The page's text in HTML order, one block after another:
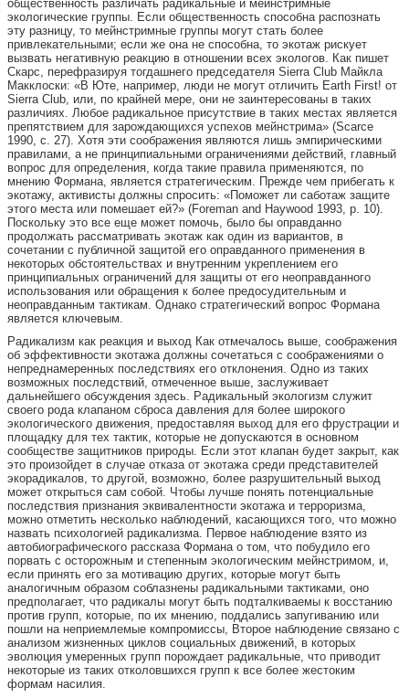
общественность различать радикальные и мейнстримные
экологические группы. Если общественность способна распознать
эту разницу, то мейнстримные группы могут стать более
привлекательными; если же она не способна, то экотаж рискует
вызвать негативную реакцию в отношении всех экологов. Как пишет
Скарс, перефразируя тогдашнего председателя Sierra Club Майкла
Макклоски: «В Юте, например, люди не могут отличить Earth First! от
Sierra Club, или, по крайней мере, они не заинтересованы в таких
различиях. Любое радикальное присутствие в таких местах является
препятствием для зарождающихся успехов мейнстрима» (Scarce
1990, с. 27). Хотя эти соображения являются лишь эмпирическими
правилами, а не принципиальными ограничениями действий, главный
вопрос для определения, когда такие правила применяются, по
мнению Формана, является стратегическим. Прежде чем прибегать к
экотажу, активисты должны спросить: «Поможет ли саботаж защите
этого места или помешает ей?» (Foreman and Haywood 1993, p. 10).
Поскольку это все еще может помочь, было бы оправданно
продолжать рассматривать экотаж как один из вариантов, в
сочетании с публичной защитой его оправданного применения в
некоторых обстоятельствах и внутренним укреплением его
принципиальных ограничений для защиты от его неоправданного
использования или обращения к более предосудительным и
неоправданным тактикам. Однако стратегический вопрос Формана
является ключевым.
Радикализм как реакция и выход Как отмечалось выше, соображения
об эффективности экотажа должны сочетаться с соображениями о
непреднамеренных последствиях его отклонения. Одно из таких
возможных последствий, отмеченное выше, заслуживает
дальнейшего обсуждения здесь. Радикальный экологизм служит
своего рода клапаном сброса давления для более широкого
экологического движения, предоставляя выход для его фрустрации и
площадку для тех тактик, которые не допускаются в основном
сообществе защитников природы. Если этот клапан будет закрыт, как
это произойдет в случае отказа от экотажа среди представителей
экорадикалов, то другой, возможно, более разрушительный выход
может открыться сам собой. Чтобы лучше понять потенциальные
последствия признания эквивалентности экотажа и терроризма,
можно отметить несколько наблюдений, касающихся того, что можно
назвать психологией радикализма. Первое наблюдение взято из
автобиографического рассказа Формана о том, что побудило его
порвать с осторожным и степенным экологическим мейнстримом, и,
если принять его за мотивацию других, которые могут быть
аналогичным образом соблазнены радикальными тактиками, оно
предполагает, что радикалы могут быть подталкиваемы к восстанию
против групп, которые, по их мнению, поддались запугиванию или
пошли на неприемлемые компромиссы, Второе наблюдение связано с
анализом жизненных циклов социальных движений, в которых
эволюция умеренных групп порождает радикальные, что приводит
некоторые из таких отколовшихся групп к все более жестоким
формам насилия.